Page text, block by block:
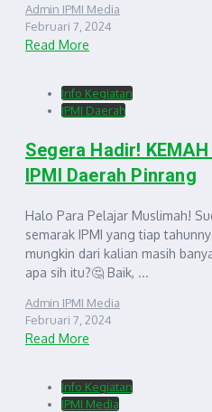
Admin IPMI Media
Februari 7, 2024
Read More
Info Kegiatan
IPMI Daerah
Segera Hadir!
IPMI Daerah Pinrang
Halo Para Pelajar Muslimah!
semarak IPMI yang tiap
mungkin dari kalian masih
apa sih itu?🤔 Baik, ...
Admin IPMI Media
Februari 7, 2024
Read More
Info Kegiatan
IPMI Media